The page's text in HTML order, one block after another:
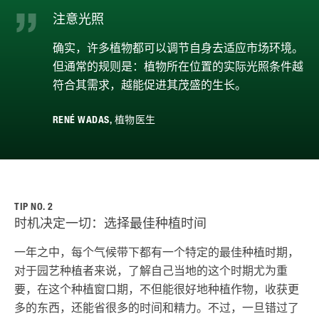
注意光照
确实，许多植物都可以调节自身去适应市场环境。
但通常的规则是：植物所在位置的实际光照条件越
符合其需求，越能促进其茂盛的生长。
RENÉ WADAS, 植物医生
TIP NO. 2
时机决定一切：选择最佳种植时间
一年之中，每个气候带下都有一个特定的最佳种植时期，
对于园艺种植者来说，了解自己当地的这个时期尤为重
要，在这个种植窗口期，不但能很好地种植作物，收获更
多的东西，还能省很多的时间和精力。不过，一旦错过了